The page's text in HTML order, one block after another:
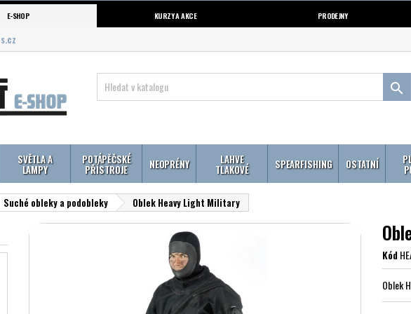
E-SHOP KURZY A AKCE PRODEJNY

SVĚTLA A
LAMPY
POTÁPĚČSKÉ
PŘÍSTROJE NEOPRÉNY LAHVE
TLAKOVÉ SPEARFISHING OSTATNÍ
Suché obleky a podobleky Oblek Heavy Light Military
Kód
Oblek